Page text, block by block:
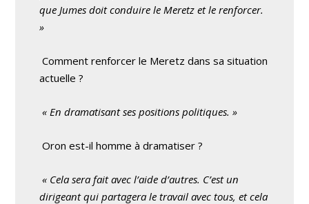
que Jumes doit conduire le Meretz et le renforcer.
»
Comment renforcer le Meretz dans sa situation
actuelle ?
« En dramatisant ses positions politiques. »
Oron est-il homme à dramatiser ?
« Cela sera fait avec l’aide d’autres. C’est un
dirigeant qui partagera le travail avec tous, et cela